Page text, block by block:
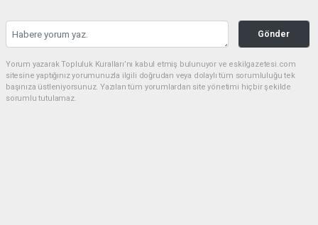
Gönder
Yorum yazarak Topluluk Kuralları’nı kabul etmiş bulunuyor ve eskilgazetesi.com
sitesine yaptığınız yorumunuzla ilgili doğrudan veya dolaylı tüm sorumluluğu tek
başınıza üstleniyorsunuz. Yazılan tüm yorumlardan site yönetimi hiçbir şekilde
sorumlu tutulamaz.